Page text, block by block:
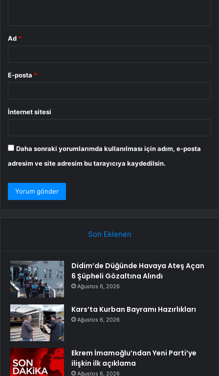
Ad *
E-posta *
İnternet sitesi
Daha sonraki yorumlarımda kullanılması için adım, e-posta
adresim ve site adresim bu tarayıcıya kaydedilsin.
Son Eklenen
Didim’de Düğünde Havaya Ateş Açan
6 Şüpheli Gözaltına Alındı
Ağustos 6, 2026
Kars’ta Kurban Bayramı Hazırlıkları
Ağustos 6, 2026
Ekrem İmamoğlu’ndan Yeni Parti’ye
ilişkin ilk açıklama
Ağustos 6, 2026